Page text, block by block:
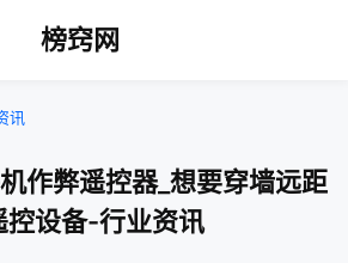
榜窍网
讯
作弊遥控器_想要穿墙远距
控设备-行业资讯